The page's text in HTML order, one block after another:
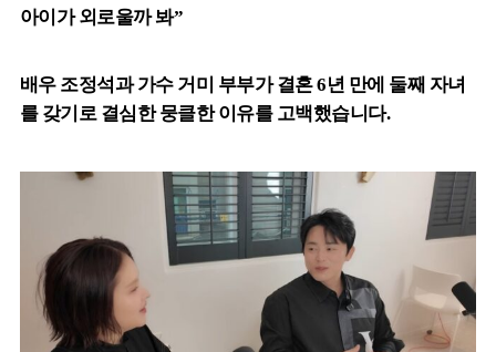
아이가 외로울까 봐”
배우 조정석과 가수 거미 부부가 결혼 6년 만에 둘째 자녀
를 갖기로 결심한 뭉클한 이유를 고백했습니다.